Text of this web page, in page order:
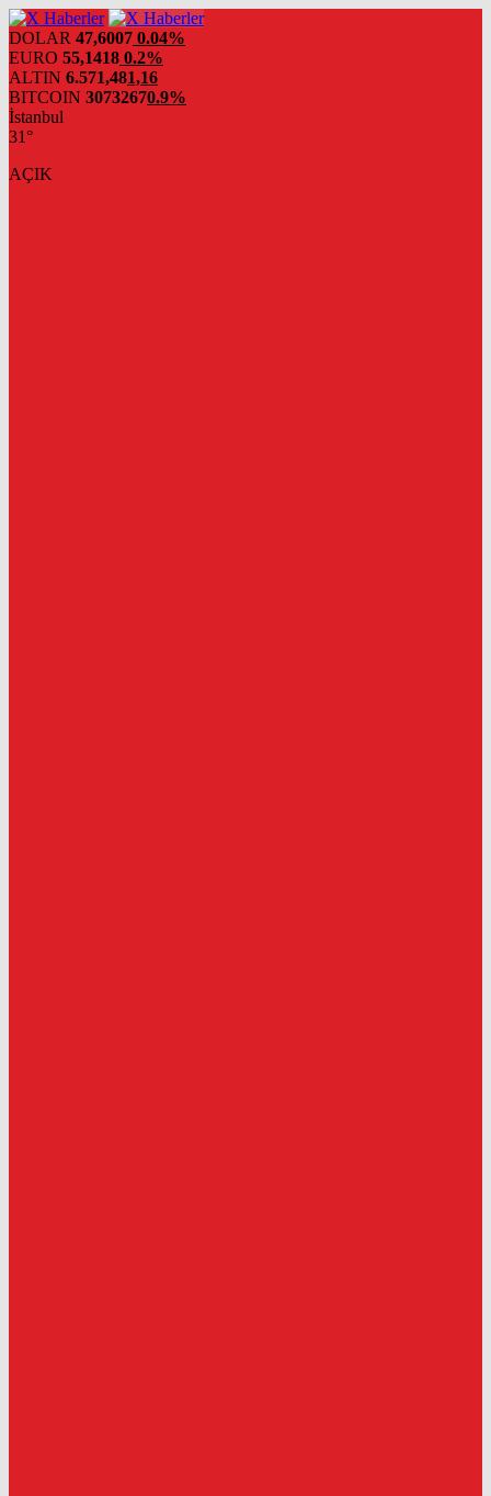
DOLAR 47,6007 0.04%
EURO 55,1418 0.2%
ALTIN 6.571,481,16
BITCOIN 30732670.9%
İstanbul
31°
AÇIK